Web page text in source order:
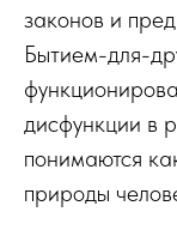
законов и
Бытием-для-
дисфункции в
понимаются
природы